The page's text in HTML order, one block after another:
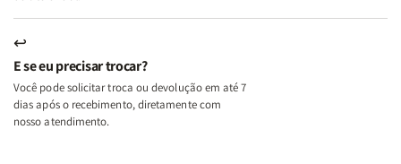
↩
E se eu precisar trocar?
Você pode solicitar troca ou devolução em até 7
dias após o recebimento, diretamente com
nosso atendimento.